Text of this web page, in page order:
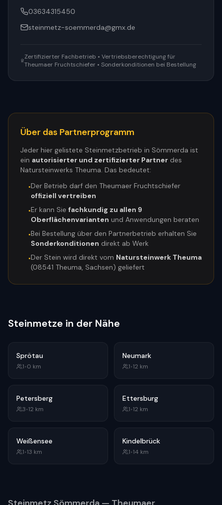
03634315450
steinmetz-soemmerda@gmx.de
Zertifizierter Fachbetrieb • Vertriebsberechtigung für
Theumaer Fruchtschiefer • Sonderkonditionen bei Bestellung
Über das Partnerprogramm
Jeder hier gelistete Steinmetzbetrieb in Sömmerda ist
ein autorisierter und zertifizierter Partner des
Natursteinwerks Theuma. Das bedeutet:
•Der Betrieb darf den Theumaer Fruchtschiefer
offiziell vertreiben
•Er kann Sie fachkundig zu allen 9
Oberflächenvarianten und Anwendungen beraten
•Bei Bestellung über den Partnerbetrieb erhalten Sie
Sonderkonditionen direkt ab Werk
•Der Stein wird direkt vom Natursteinwerk Theuma
(08541 Theuma, Sachsen) geliefert
Steinmetze in der Nähe
Sprötau
1•0 km
Neumark
1•12 km
Petersberg
3•12 km
Ettersburg
1•12 km
Weißensee
1•13 km
Kindelbrück
1•14 km